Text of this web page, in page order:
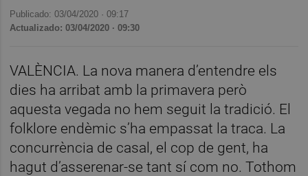
Publicado: 03/04/2020 ·09:17
Actualizado: 03/04/2020 · 09:30
VALÈNCIA. La nova manera d’entendre els
dies ha arribat amb la primavera però
aquesta vegada no hem seguit la tradició. El
folklore endèmic s’ha empassat la traca. La
concurrència de casal, el cop de gent, ha
hagut d’asserenar-se tant sí com no. Tothom